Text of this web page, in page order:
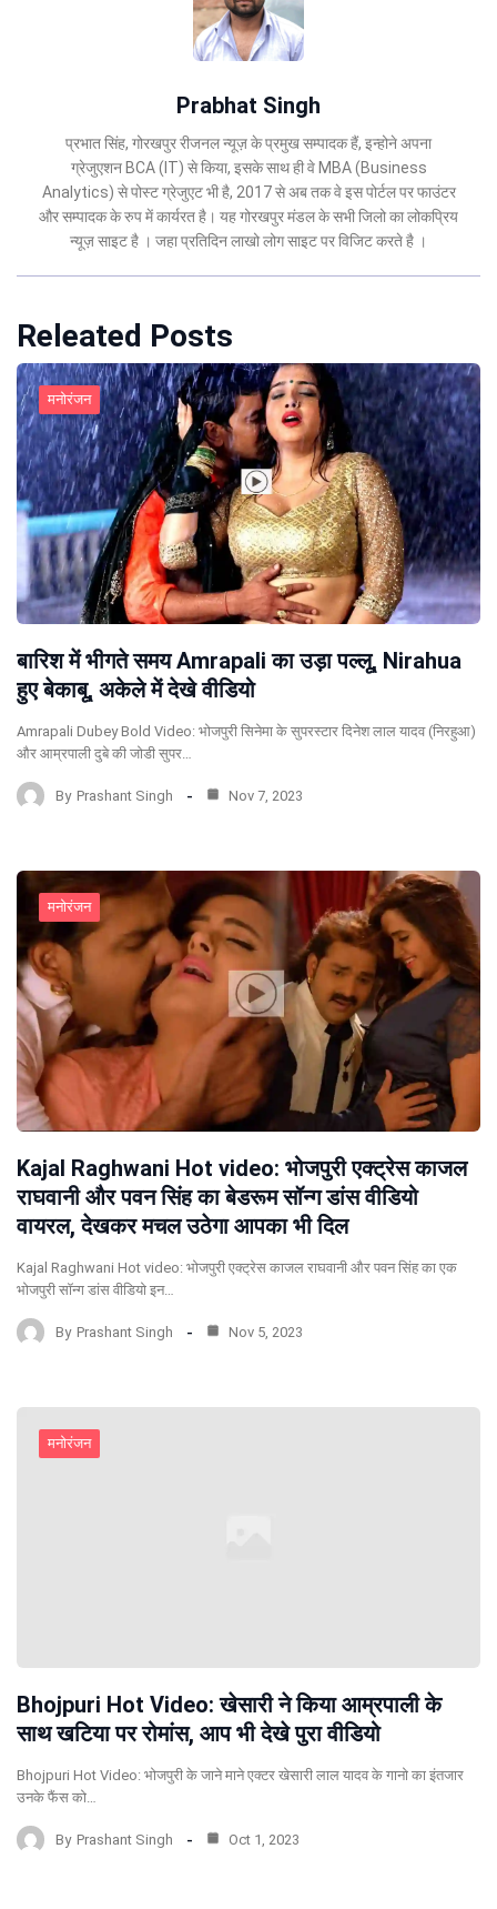
Prabhat Singh
प्रभात सिंह, गोरखपुर रीजनल न्यूज़ के प्रमुख सम्पादक हैं, इन्होने अपना
ग्रेजुएशन BCA (IT) से किया, इसके साथ ही वे MBA (Business
Analytics) से पोस्ट ग्रेजुएट भी है, 2017 से अब तक वे इस पोर्टल पर फाउंटर
और सम्पादक के रुप में कार्यरत है। यह गोरखपुर मंडल के सभी जिलो का लोकप्रिय
न्यूज़ साइट है । जहा प्रतिदिन लाखो लोग साइट पर विजिट करते है ।
Releated Posts
मनोरंजन
बारिश में भीगते समय Amrapali का उड़ा पल्लू, Nirahua
हुए बेकाबू, अकेले में देखे वीडियो
Amrapali Dubey Bold Video: भोजपुरी सिनेमा के सुपरस्टार दिनेश लाल यादव (निरहुआ)
और आम्रपाली दुबे की जोडी सुपर…
By Prashant Singh Nov 7, 2023
मनोरंजन
Kajal Raghwani Hot video: भोजपुरी एक्ट्रेस काजल
राघवानी और पवन सिंह का बेडरूम सॉन्ग डांस वीडियो
वायरल, देखकर मचल उठेगा आपका भी दिल
Kajal Raghwani Hot video: भोजपुरी एक्ट्रेस काजल राघवानी और पवन सिंह का एक
भोजपुरी सॉन्ग डांस वीडियो इन…
By Prashant Singh Nov 5, 2023
मनोरंजन
Bhojpuri Hot Video: खेसारी ने किया आम्रपाली के
साथ खटिया पर रोमांस, आप भी देखे पुरा वीडियो
Bhojpuri Hot Video: भोजपुरी के जाने माने एक्टर खेसारी लाल यादव के गानो का इंतजार
उनके फैंस को…
By Prashant Singh Oct 1, 2023